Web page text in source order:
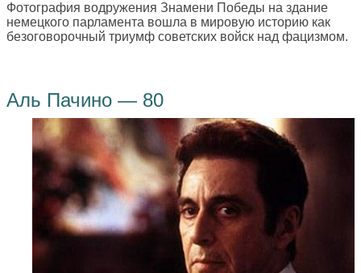
Фотография водружения Знамени Победы на здание
немецкого парламента вошла в мировую историю как
безоговорочный триумф советских войск над фацизмом.
Аль Пачино — 80